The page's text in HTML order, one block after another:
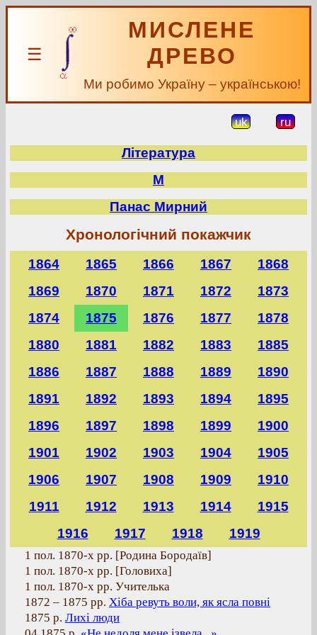
☰
МИСЛЕНЕ
ДРЕВО
Ми робимо Україну – українською!
uk ru
Література
М
Панас Мирний
Хронологічний покажчик
1864 1865 1866 1867
1868
1869
1870 1871 1872
1873
1874
1875 1876 1877
1878
1880
1881 1882 1883
1885
1886
1887 1888 1889
1890
1891
1892 1893 1894
1895
1896
1897 1898 1899
1900
1901
1902 1903 1904
1905
1906
1907 1908 1909
1910
1911
1912 1913 1914
1915
1916
1917 1918 1919
1 пол. 1870-х рр. [Родина Бородаїв]
1 пол. 1870-х рр. [Головиха]
1 пол. 1870-х рр. Учителька
1872 – 1875 рр. Хіба ревуть воли, як ясла повні
1875 р. Лихі люди